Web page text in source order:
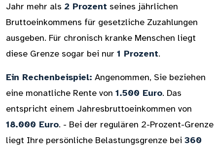
Jahr mehr als 2 Prozent seines jährlichen
Bruttoeinkommens für gesetzliche Zuzahlungen
ausgeben. Für chronisch kranke Menschen liegt
diese Grenze sogar bei nur 1 Prozent.
Ein Rechenbeispiel: Angenommen, Sie beziehen
eine monatliche Rente von 1.500 Euro. Das
entspricht einem Jahresbruttoeinkommen von
18.000 Euro. - Bei der regulären 2-Prozent-Grenze
liegt Ihre persönliche Belastungsgrenze bei 360